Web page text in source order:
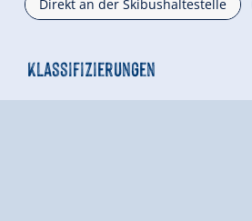
Direkt an der Skibushaltestelle
Klassifizierungen